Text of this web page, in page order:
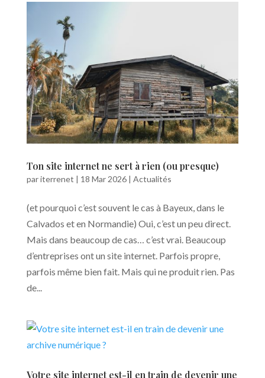
Ton site internet ne sert à rien (ou presque)
pariterrenet | 18 Mar 2026| Actualités
(et pourquoi c’est souvent le cas à Bayeux, dans le
Calvados et en Normandie) Oui, c’est un peu direct.
Mais dans beaucoup de cas… c’est vrai. Beaucoup
d’entreprises ont un site internet. Parfois propre,
parfois même bien fait. Mais qui ne produit rien. Pas
de...
Votre site internet est-il en train de devenir une